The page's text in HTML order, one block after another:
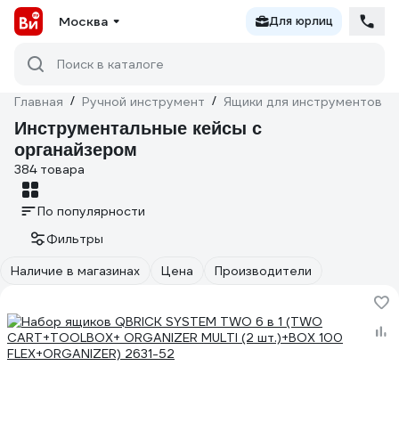
Москва Для юрлиц
Поиск в каталоге
Главная / Ручной инструмент / Ящики для инструментов
Инструментальные кейсы с
органайзером
384 товара
По популярности
Фильтры
Наличие в магазинах
Цена Производители